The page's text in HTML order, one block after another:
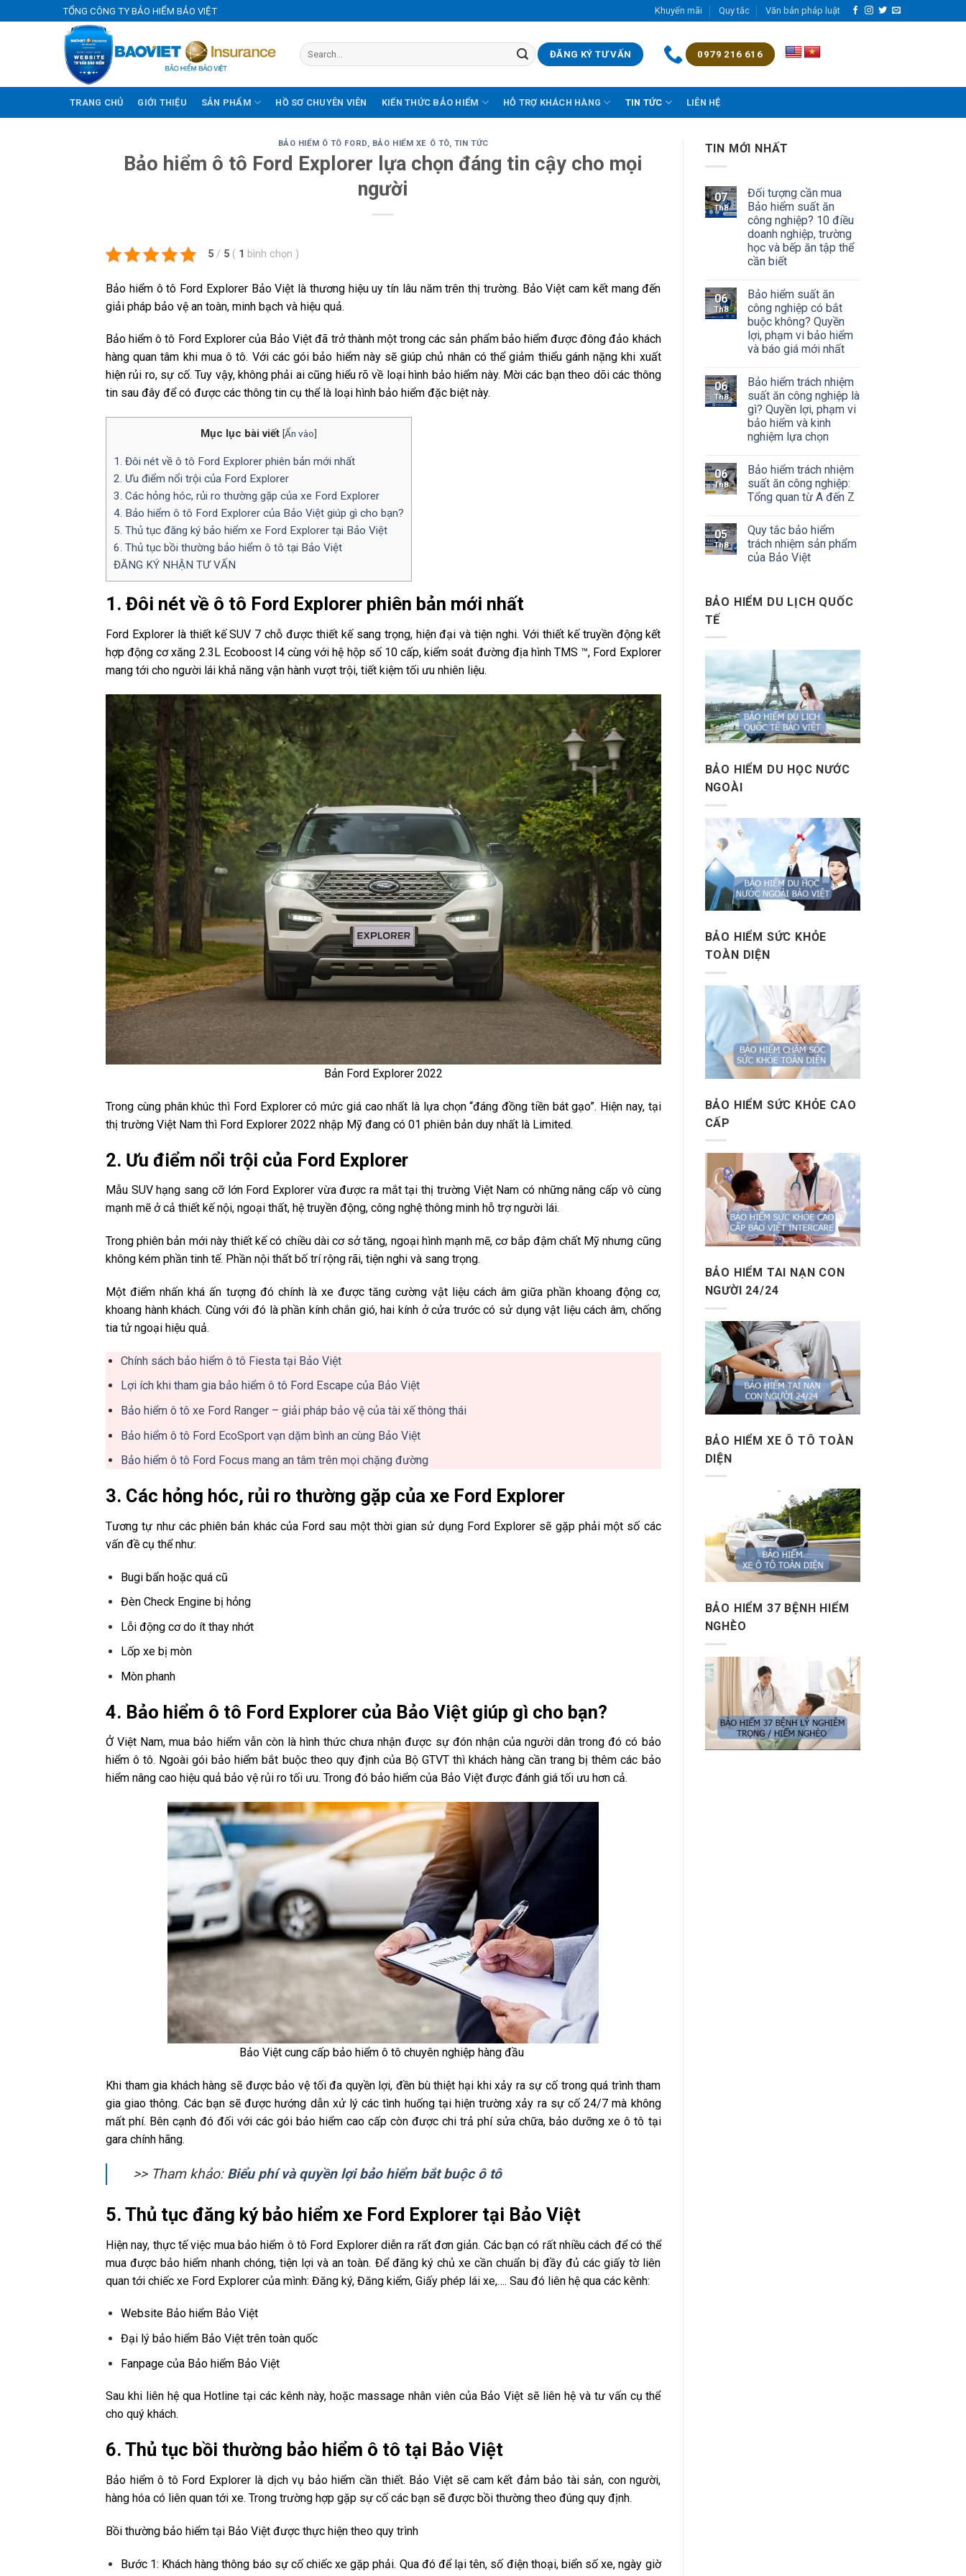
to
TỔNG CÔNG TY BẢO HIỂM BẢO VIỆT Khuyến mãi Quy tắc Văn bản pháp luật
ĐĂNG KÝ TƯ VẤN 0979 216 616
TRANG CHỦ GIỚI THIỆU SẢN PHẨM HỒ SƠ CHUYÊN VIÊN KIẾN THỨC BẢO HIỂM HỖ TRỢ KHÁCH HÀNG TIN TỨC LIÊN HỆ
BẢO HIỂM Ô TÔ FORD, BẢO HIỂM XE Ô TÔ, TIN TỨC
Bảo hiểm ô tô Ford Explorer lựa chọn đáng tin cậy cho mọi
người
5 / 5 ( 1 bình chọn )
Bảo hiểm ô tô Ford Explorer Bảo Việt là thương hiệu uy tín lâu năm trên thị trường. Bảo Việt cam kết mang đến
giải pháp bảo vệ an toàn, minh bạch và hiệu quả.
Bảo hiểm ô tô Ford Explorer của Bảo Việt đã trở thành một trong các sản phẩm bảo hiểm được đông đảo khách
hàng quan tâm khi mua ô tô. Với các gói bảo hiểm này sẽ giúp chủ nhân có thể giảm thiểu gánh nặng khi xuất
hiện rủi ro, sự cố. Tuy vậy, không phải ai cũng hiểu rõ về loại hình bảo hiểm này. Mời các bạn theo dõi các thông
tin sau đây để có được các thông tin cụ thể là loại hình bảo hiểm đặc biệt này.
Mục lục bài viết [Ẩn vào]
1. Đôi nét về ô tô Ford Explorer phiên bản mới nhất
2. Ưu điểm nổi trội của Ford Explorer
3. Các hỏng hóc, rủi ro thường gặp của xe Ford Explorer
4. Bảo hiểm ô tô Ford Explorer của Bảo Việt giúp gì cho bạn?
5. Thủ tục đăng ký bảo hiểm xe Ford Explorer tại Bảo Việt
6. Thủ tục bồi thường bảo hiểm ô tô tại Bảo Việt
ĐĂNG KÝ NHẬN TƯ VẤN
1. Đôi nét về ô tô Ford Explorer phiên bản mới nhất
Ford Explorer là thiết kế SUV 7 chỗ được thiết kế sang trọng, hiện đại và tiện nghi. Với thiết kế truyền động kết
hợp động cơ xăng 2.3L Ecoboost I4 cùng với hệ hộp số 10 cấp, kiểm soát đường địa hình TMS ™, Ford Explorer
mang tới cho người lái khả năng vận hành vượt trội, tiết kiệm tối ưu nhiên liệu.
Bản Ford Explorer 2022
Trong cùng phân khúc thì Ford Explorer có mức giá cao nhất là lựa chọn “đáng đồng tiền bát gạo”. Hiện nay, tại
thị trường Việt Nam thì Ford Explorer 2022 nhập Mỹ đang có 01 phiên bản duy nhất là Limited.
2. Ưu điểm nổi trội của Ford Explorer
Mẫu SUV hạng sang cỡ lớn Ford Explorer vừa được ra mắt tại thị trường Việt Nam có những nâng cấp vô cùng
mạnh mẽ ở cả thiết kế nội, ngoại thất, hệ truyền động, công nghệ thông minh hỗ trợ người lái.
Trong phiên bản mới này thiết kế có chiều dài cơ sở tăng, ngoại hình mạnh mẽ, cơ bắp đậm chất Mỹ nhưng cũng
không kém phần tinh tế. Phần nội thất bố trí rộng rãi, tiện nghi và sang trọng.
Một điểm nhấn khá ấn tượng đó chính là xe được tăng cường vật liệu cách âm giữa phần khoang động cơ,
khoang hành khách. Cùng với đó là phần kính chắn gió, hai kính ở cửa trước có sử dụng vật liệu cách âm, chống
tia tử ngoại hiệu quả.
Chính sách bảo hiểm ô tô Fiesta tại Bảo Việt
Lợi ích khi tham gia bảo hiểm ô tô Ford Escape của Bảo Việt
Bảo hiểm ô tô xe Ford Ranger – giải pháp bảo vệ của tài xế thông thái
Bảo hiểm ô tô Ford EcoSport vạn dặm bình an cùng Bảo Việt
Bảo hiểm ô tô Ford Focus mang an tâm trên mọi chặng đường
3. Các hỏng hóc, rủi ro thường gặp của xe Ford Explorer
Tương tự như các phiên bản khác của Ford sau một thời gian sử dụng Ford Explorer sẽ gặp phải một số các
vấn đề cụ thể như:
Bugi bẩn hoặc quá cũ
Đèn Check Engine bị hỏng
Lỗi động cơ do ít thay nhớt
Lốp xe bị mòn
Mòn phanh
4. Bảo hiểm ô tô Ford Explorer của Bảo Việt giúp gì cho bạn?
Ở Việt Nam, mua bảo hiểm vẫn còn là hình thức chưa nhận được sự đón nhận của người dân trong đó có bảo
hiểm ô tô. Ngoài gói bảo hiểm bắt buộc theo quy định của Bộ GTVT thì khách hàng cần trang bị thêm các bảo
hiểm nâng cao hiệu quả bảo vệ rủi ro tối ưu. Trong đó bảo hiểm của Bảo Việt được đánh giá tối ưu hơn cả.
Bảo Việt cung cấp bảo hiểm ô tô chuyên nghiệp hàng đầu
Khi tham gia khách hàng sẽ được bảo vệ tối đa quyền lợi, đền bù thiệt hại khi xảy ra sự cố trong quá trình tham
gia giao thông. Các bạn sẽ được hướng dẫn xử lý các tình huống tại hiện trường xảy ra sự cố 24/7 mà không
mất phí. Bên cạnh đó đối với các gói bảo hiểm cao cấp còn được chi trả phí sửa chữa, bảo dưỡng xe ô tô tại
gara chính hãng.
>> Tham khảo: Biểu phí và quyền lợi bảo hiểm bắt buộc ô tô
5. Thủ tục đăng ký bảo hiểm xe Ford Explorer tại Bảo Việt
Hiện nay, thực tế việc mua bảo hiểm ô tô Ford Explorer diễn ra rất đơn giản. Các bạn có rất nhiều cách để có thể
mua được bảo hiểm nhanh chóng, tiện lợi và an toàn. Để đăng ký chủ xe cần chuẩn bị đầy đủ các giấy tờ liên
quan tới chiếc xe Ford Explorer của mình: Đăng ký, Đăng kiểm, Giấy phép lái xe,…. Sau đó liên hệ qua các kênh:
Website Bảo hiểm Bảo Việt
Đại lý bảo hiểm Bảo Việt trên toàn quốc
Fanpage của Bảo hiểm Bảo Việt
Sau khi liên hệ qua Hotline tại các kênh này, hoặc massage nhân viên của Bảo Việt sẽ liên hệ và tư vấn cụ thể
cho quý khách.
6. Thủ tục bồi thường bảo hiểm ô tô tại Bảo Việt
Bảo hiểm ô tô Ford Explorer là dịch vụ bảo hiểm cần thiết. Bảo Việt sẽ cam kết đảm bảo tài sản, con người,
hàng hóa có liên quan tới xe. Trong trường hợp gặp sự cố các bạn sẽ được bồi thường theo đúng quy định.
Bồi thường bảo hiểm tại Bảo Việt được thực hiện theo quy trình
Bước 1: Khách hàng thông báo sự cố chiếc xe gặp phải. Qua đó để lại tên, số điện thoại, biển số xe, ngày giờ
TIN MỚI NHẤT
07
Th8
Đối tượng cần mua
Bảo hiểm suất ăn
công nghiệp? 10 điều
doanh nghiệp, trường
học và bếp ăn tập thể
cần biết
06
Th8
Bảo hiểm suất ăn
công nghiệp có bắt
buộc không? Quyền
lợi, phạm vi bảo hiểm
và báo giá mới nhất
06
Th8
Bảo hiểm trách nhiệm
suất ăn công nghiệp là
gì? Quyền lợi, phạm vi
bảo hiểm và kinh
nghiệm lựa chọn
06
Th8
Bảo hiểm trách nhiệm
suất ăn công nghiệp:
Tổng quan từ A đến Z
05
Th8
Quy tắc bảo hiểm
trách nhiệm sản phẩm
của Bảo Việt
BẢO HIỂM DU LỊCH QUỐC
TẾ
BẢO HIỂM DU HỌC NƯỚC
NGOÀI
BẢO HIỂM SỨC KHỎE
TOÀN DIỆN
BẢO HIỂM SỨC KHỎE CAO
CẤP
BẢO HIỂM TAI NẠN CON
NGƯỜI 24/24
BẢO HIỂM XE Ô TÔ TOÀN
DIỆN
BẢO HIỂM 37 BỆNH HIỂM
NGHÈO